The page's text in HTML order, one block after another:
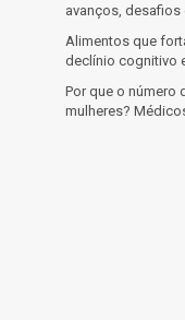
avanços, desafios
Alimentos que
declínio cognitivo
Por que o número
mulheres?